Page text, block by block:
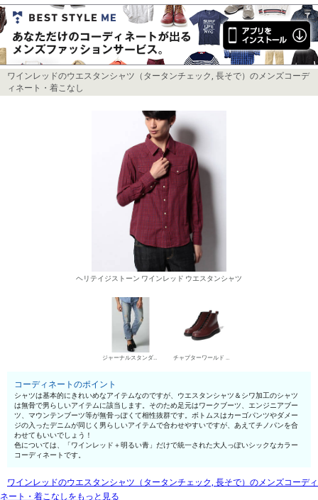
ワインレッドのウエスタンシャツ（タータンチェック, 長そで）のメンズコーデ
ィネート・着こなし
ヘリテイジストーン ワインレッド ウエスタンシャツ
ジャーナルスタンダード ホームステッド デニムパンツ・ジーンズ チャプターワールド ワークブーツ
コーディネートのポイント
シャツは基本的にきれいめなアイテムなのですが、ウエスタンシャツ＆シワ加工のシャツ
は無骨で男らしいアイテムに該当します。そのため足元はワークブーツ、エンジニアブー
ツ、マウンテンブーツ等が無骨っぽくて相性抜群です。ボトムスはカーゴパンツやダメー
ジの入ったデニムが同じく男らしいアイテムで合わせやすいですが、あえてチノパンを合
わせてもいいでしょう！
色については、「ワインレッド＋明るい青」だけで統一された大人っぽいシックなカラー
コーディネートです。
ワインレッドのウエスタンシャツ（タータンチェック, 長そで）のメンズコーディ
ネート・着こなしをもっと見る